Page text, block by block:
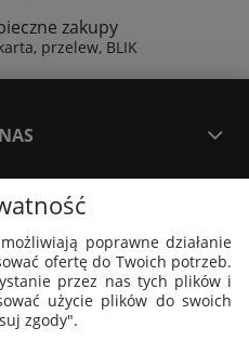
zakupy
przelew, BLIK
DOSTAWA
I GRAFIKI
poprawne działanie
ofertę do Twoich potrzeb.
przez nas tych plików i
użycie plików do swoich
zgody".